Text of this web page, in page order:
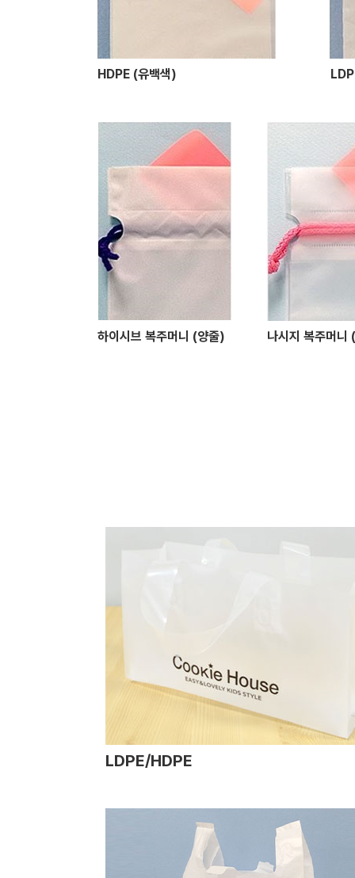
HDPE (유백색)
하이시브 복주머니 (양줄) 나시지 복주머니
LDPE/HDPE